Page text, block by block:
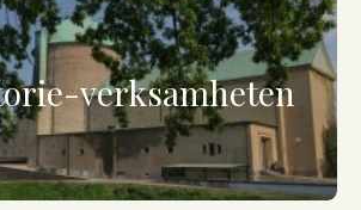
verksamheten